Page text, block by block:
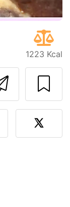
1223 Kcal
o autor